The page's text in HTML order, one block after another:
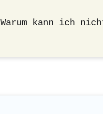
Warum kann ich